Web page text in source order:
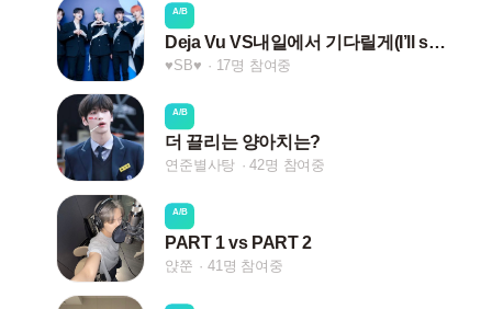
A/B
Deja Vu VS내일에서 기다릴게(I’ll see you there tomorrow)
♥SB♥ 17명 참여중
A/B
더 끌리는 양아치는?
연준별사탕 42명 참여중
A/B
PART 1 vs PART 2
얁쭌 41명 참여중